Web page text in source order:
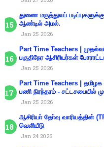
துணை மருத்துவப்
ஆண்டில் அமல்.
Jan 25 2026
Part Time Teachers |
பகுதிநேர ஆசிரியர்கள்
Jan 25 2026
Part Time Teachers | தமிழக
பணி நிரந்தரம் - சட்டசபையில்
Jan 25 2026
ஆசிரியா் தோ்வு
வெளியீடு
Jan 24 2026